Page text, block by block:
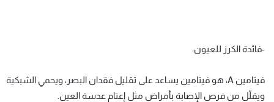
-فائدة الكرز للعيون:
فيتامين A، هو فيتامين يساعد على تقليل فقدان البصر، ويحمي الشبكية
ويقلّل من فرص الإصابة بأمراض مثل إعتام عدسة العين.